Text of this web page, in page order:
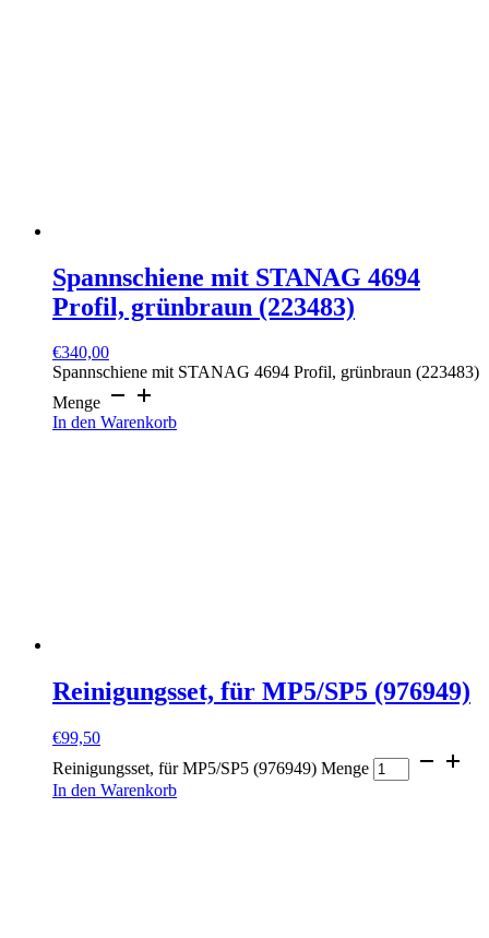
Spannschiene mit STANAG 4694
Profil, grünbraun (223483)
€340,00
Spannschiene mit STANAG 4694 Profil, grünbraun (223483)
Menge
In den Warenkorb
Reinigungsset, für MP5/SP5 (976949)
€99,50
Reinigungsset, für MP5/SP5 (976949) Menge
In den Warenkorb